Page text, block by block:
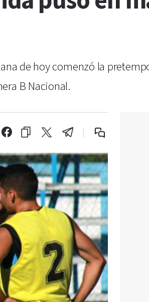
de hoy comenzó la
B Nacional.